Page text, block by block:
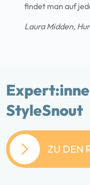
findet man auf
Laura Midden,
StyleSnout
ZU DEN